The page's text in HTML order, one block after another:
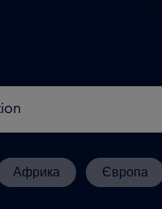
Африка Європа